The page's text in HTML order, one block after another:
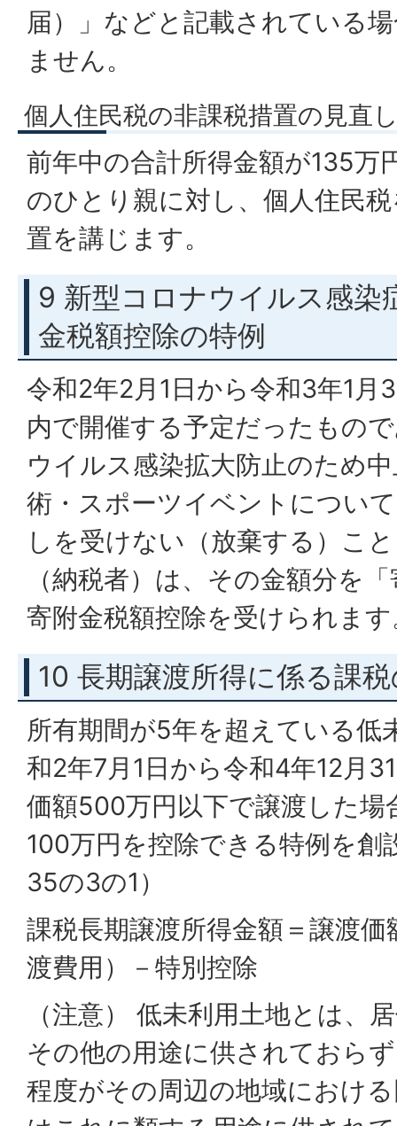
届）」などと記載されている
ません。
個人住民税の非課税措置の見直
前年中の合計所得金額が135万
のひとり親に対し、個人住民
置を講じます。
9 新型コロナウイルス感染
金税額控除の特例
令和2年2月1日から令和3年1月
内で開催する予定だったもの
ウイルス感染拡大防止のため
術・スポーツイベントについ
しを受けない（放棄する）こ
（納税者）は、その金額分を
寄附金税額控除を受けられま
10 長期譲渡所得に係る課
所有期間が5年を超えている低
和2年7月1日から令和4年12月
価額500万円以下で譲渡した場
100万円を控除できる特例を創
35の3の1）
課税長期譲渡所得金額＝譲渡価
渡費用）－特別控除
（注意） 低未利用土地とは、
その他の用途に供されておら
程度がその周辺の地域におけ